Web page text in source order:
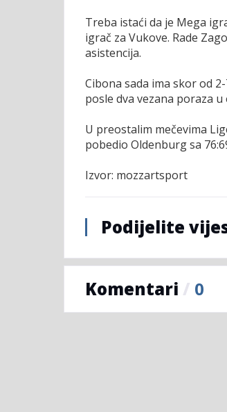
Treba istaći da je Mega
igrač za Vukove. Rade
asistencija.
Cibona sada ima skor od
posle dva vezana poraza
U preostalim mečevima
pobedio Oldenburg sa
Izvor: mozzartsport
Podijelite
Komentari / 0